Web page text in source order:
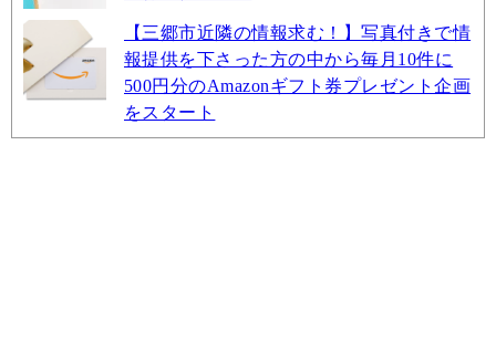
【三郷市近隣の情報求む！】写真付きで情
報提供を下さった方の中から毎月10件に
500円分のAmazonギフト券プレゼント企画
をスタート